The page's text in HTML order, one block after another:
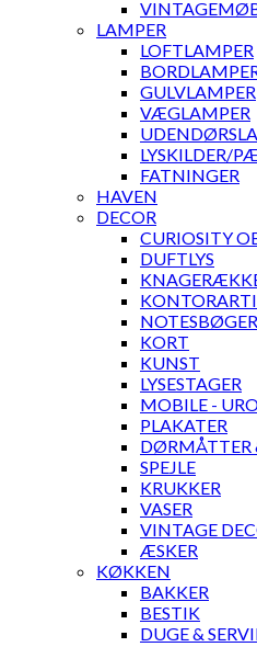
LAMPER
LOFTLAMPER
GULVLAMPER
VÆGLAMPER
LYSKILDER/
FATNINGER
HAVEN
DECOR
CURIOSITY
DUFTLYS
NOTESBØGER
KORT
KUNST
LYSESTAGER
MOBILE -
PLAKATER
DØRMÅTTER
SPEJLE
KRUKKER
VASER
VINTAGE
ÆSKER
KØKKEN
BAKKER
BESTIK
DUGE &